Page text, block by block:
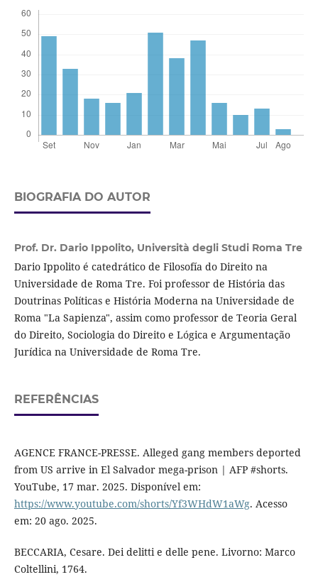
BIOGRAFIA DO AUTOR
Prof. Dr. Dario Ippolito, Università degli Studi Roma Tre
Dario Ippolito é catedrático de Filosofía do Direito na
Universidade de Roma Tre. Foi professor de História das
Doutrinas Políticas e História Moderna na Universidade de
Roma "La Sapienza", assim como professor de Teoria Geral
do Direito, Sociologia do Direito e Lógica e Argumentação
Jurídica na Universidade de Roma Tre.
REFERÊNCIAS
AGENCE FRANCE-PRESSE. Alleged gang members deported
from US arrive in El Salvador mega-prison | AFP #shorts.
YouTube, 17 mar. 2025. Disponível em:
https://www.youtube.com/shorts/Yf3WHdW1aWg. Acesso
em: 20 ago. 2025.
BECCARIA, Cesare. Dei delitti e delle pene. Livorno: Marco
Coltellini, 1764.